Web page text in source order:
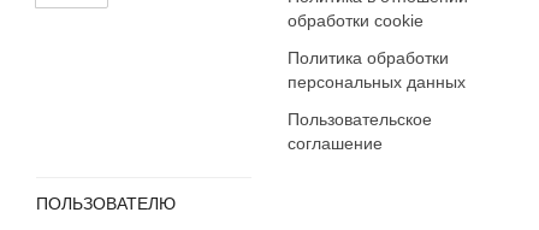
обработки cookie
Политика обработки
персональных данных
Пользовательское
соглашение
ПОЛЬЗОВАТЕЛЮ